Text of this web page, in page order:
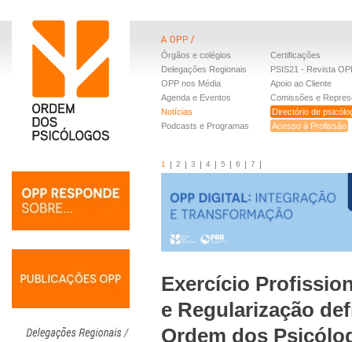
Órgãos e colégios
Delegações Regionais
OPP nos Média
Agenda e Eventos
Notícias
Podcasts e Programas
Certificações
PSIS21 - Revista
Apoio ao Cliente
Comissões e
Directório de
Acesso à Profissão
1 2 3 4 5 6 7
Exercício
e Regularização
Ordem dos